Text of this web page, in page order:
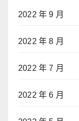
2022 年 9 月
2022 年 8 月
2022 年 7 月
2022 年 6 月